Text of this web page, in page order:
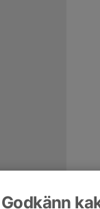
Godkänn